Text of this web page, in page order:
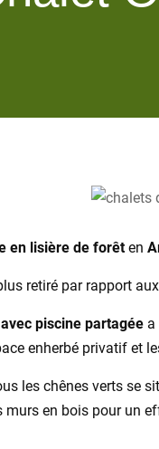
en lisière de forêten
retiré par rapport
piscine partagée a
enherbé privatif et
les chênes verts se
murs en bois pour un